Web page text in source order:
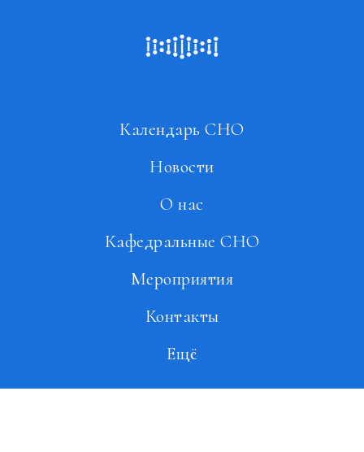
Календарь СНО
Новости
О нас
Кафедральные СНО
Мероприятия
Контакты
Ещё